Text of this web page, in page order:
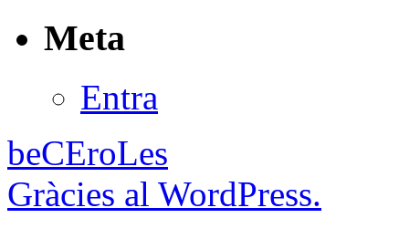
Meta
Entra
beCEroLes
Gràcies al WordPress.